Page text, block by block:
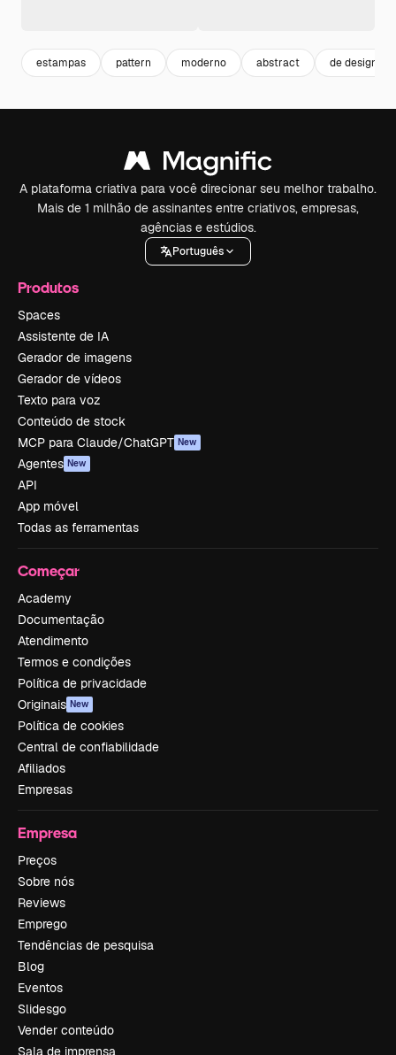
estampas pattern moderno abstract de design
A plataforma criativa para você direcionar seu melhor trabalho.
Mais de 1 milhão de assinantes entre criativos, empresas,
agências e estúdios.
Português
Produtos
Spaces
Assistente de IA
Gerador de imagens
Gerador de vídeos
Texto para voz
Conteúdo de stock
MCP para Claude/ChatGPT New
Agentes New
API
App móvel
Todas as ferramentas
Começar
Academy
Documentação
Atendimento
Termos e condições
Política de privacidade
Originais New
Política de cookies
Central de confiabilidade
Afiliados
Empresas
Empresa
Preços
Sobre nós
Reviews
Emprego
Tendências de pesquisa
Blog
Eventos
Slidesgo
Vender conteúdo
Sala de imprensa